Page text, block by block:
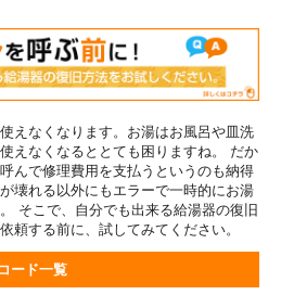
えなくなります。お湯はお風呂や皿洗
えなくなるととても困りますね。 だか
んで修理費用を支払うというのも納得
壊れる以外にもエラーで一時的にお湯
そこで、自分でも出来る給湯器の復旧
頼する前に、試してみてください。
ード一覧